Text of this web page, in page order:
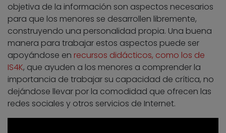
objetiva de la información son aspectos necesarios
para que los menores se desarrollen libremente,
construyendo una personalidad propia. Una buena
manera para trabajar estos aspectos puede ser
apoyándose en recursos didácticos, como los de
IS4K, que ayuden a los menores a comprender la
importancia de trabajar su capacidad de crítica, no
dejándose llevar por la comodidad que ofrecen las
redes sociales y otros servicios de Internet.